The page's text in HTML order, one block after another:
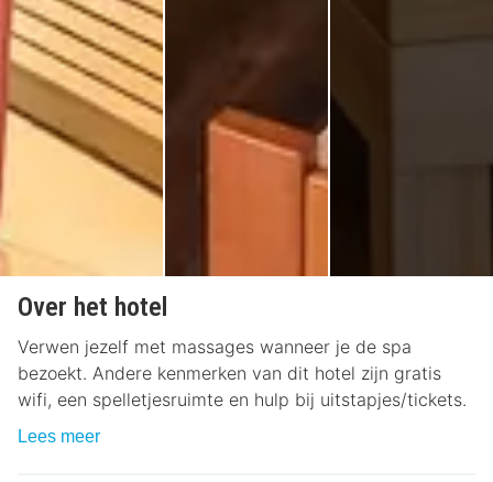
Over het hotel
Verwen jezelf met massages wanneer je de spa
bezoekt. Andere kenmerken van dit hotel zijn gratis
wifi, een spelletjesruimte en hulp bij uitstapjes/tickets.
Lees meer